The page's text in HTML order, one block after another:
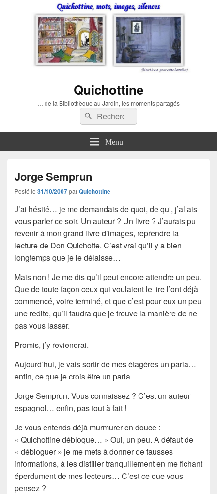
Quichottine
… de la Bibliothèque au Jardin, les moments partagés
Recherche :
Rechercher
Menu
Jorge Semprun
Posté le 31/10/2007parQuichottine
J’ai hésité… je me demandais de quoi, de qui, j’allais
vous parler ce soir. Un auteur ? Un livre ? J’aurais pu
revenir à mon grand livre d’images, reprendre la
lecture de Don Quichotte. C’est vrai qu’il y a bien
longtemps que je le délaisse…
Mais non ! Je me dis qu’il peut encore attendre un peu.
Que de toute façon ceux qui voulaient le lire l’ont déjà
commencé, voire terminé, et que c’est pour eux un peu
une redite, qu’il faudra que je trouve la manière de ne
pas vous lasser.
Promis, j’y reviendrai.
Aujourd’hui, je vais sortir de mes étagères un paria…
enfin, ce que je crois être un paria.
Jorge Semprun. Vous connaissez ? C’est un auteur
espagnol… enfin, pas tout à fait !
Je vous entends déjà murmurer en douce :
« Quichottine débloque… » Oui, un peu. A défaut de
« débloguer » je me mets à donner de fausses
informations, à les distiller tranquillement en me fichant
éperdument de mes lecteurs… C’est ce que vous
pensez ?